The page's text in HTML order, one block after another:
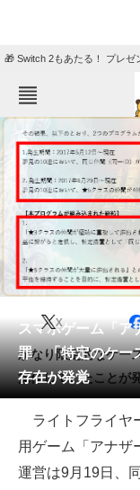
🎁 Switch 2もあたる！ プレゼ
ねとらぼメニュー
TOP
エンタメ
グルメ
動物
会員記事
メディア
注目記事を集めた
ITの今と未来を見
スマホと通信の最
スマホゲーム「ア
罪 「特定のケー
存在が発覚
X
かなり限定的なケー
操作していたことが
ライトフライヤ
用ゲーム「アナザ
運営は9月19日、